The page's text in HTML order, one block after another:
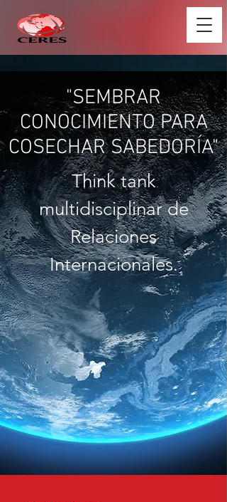
"SEMBRAR
CONOCIMIENTO PARA
COSECHAR SABEDORÍA"
Think tank
multidisciplinar de
Relaciones
Internacionales.